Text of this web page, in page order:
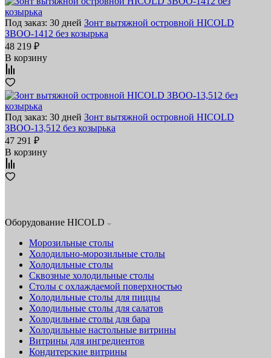
Под заказ: 30 дней Зонт вытяжной островной HICOLD
ЗВОО-1412 без козырька
48 219 ₽
В корзину
Под заказ: 30 дней Зонт вытяжной островной HICOLD
ЗВОО-13,512 без козырька
47 291 ₽
В корзину
Оборудование HICOLD
Морозильные столы
Холодильно-морозильные столы
Холодильные столы
Сквозные холодильные столы
Столы с охлаждаемой поверхностью
Холодильные столы для пиццы
Холодильные столы для салатов
Холодильные столы для бара
Холодильные настольные витрины
Витрины для ингредиентов
Кондитерские витрины